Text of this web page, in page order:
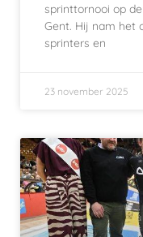
sprinttornooi op
Gent. Hij nam het
sprinters en
23 november 2025